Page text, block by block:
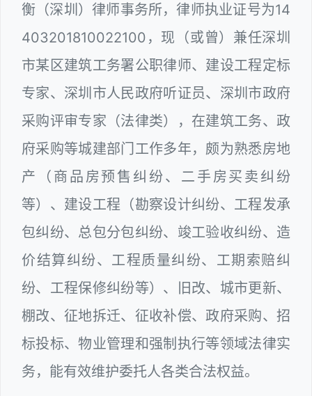
衡（深圳）律师事务所，律师执业证号为14
403201810022100，现（或曾）兼任深圳
市某区建筑工务署公职律师、建设工程定标
专家、深圳市人民政府听证员、深圳市政府
采购评审专家（法律类），在建筑工务、政
府采购等城建部门工作多年，颇为熟悉房地
产（商品房预售纠纷、二手房买卖纠纷
等）、建设工程（勘察设计纠纷、工程发承
包纠纷、总包分包纠纷、竣工验收纠纷、造
价结算纠纷、工程质量纠纷、工期索赔纠
纷、工程保修纠纷等）、旧改、城市更新、
棚改、征地拆迁、征收补偿、政府采购、招
标投标、物业管理和强制执行等领域法律实
务，能有效维护委托人各类合法权益。